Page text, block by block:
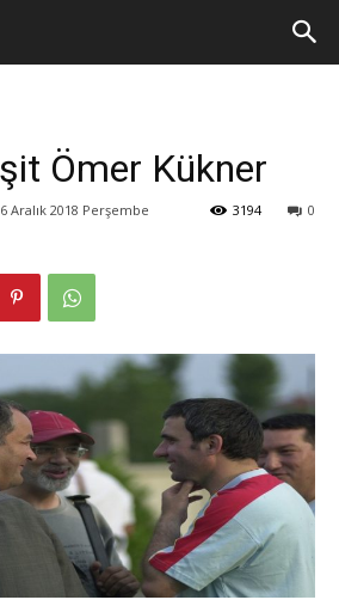
Ömer Kükner
6 Aralık 2018 Perşembe 0
3194